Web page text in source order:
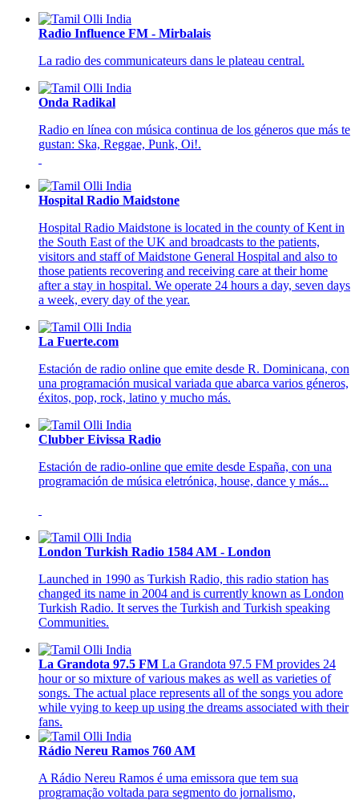
Radio Influence FM - Mirbalais
La radio des communicateurs dans le plateau central.
Onda Radikal
Radio en línea con música continua de los géneros que más te
gustan: Ska, Reggae, Punk, Oi!.
Hospital Radio Maidstone
Hospital Radio Maidstone is located in the county of Kent in
the South East of the UK and broadcasts to the patients,
visitors and staff of Maidstone General Hospital and also to
those patients recovering and receiving care at their home
after a stay in hospital. We operate 24 hours a day, seven days
a week, every day of the year.
La Fuerte.com
Estación de radio online que emite desde R. Dominicana, con
una programación musical variada que abarca varios géneros,
éxitos, pop, rock, latino y mucho más.
Clubber Eivissa Radio
Estación de radio-online que emite desde España, con una
programación de música eletrónica, house, dance y más...
London Turkish Radio 1584 AM - London
Launched in 1990 as Turkish Radio, this radio station has
changed its name in 2004 and is currently known as London
Turkish Radio. It serves the Turkish and Turkish speaking
Communities.
La Grandota 97.5 FM La Grandota 97.5 FM provides 24
hour or so mixture of various makes as well as varieties of
songs. The actual place represents all of the songs you adore
while vying to keep up using the dreams associated with their
fans.
Rádio Nereu Ramos 760 AM
A Rádio Nereu Ramos é uma emissora que tem sua
programação voltada para segmento do jornalismo,